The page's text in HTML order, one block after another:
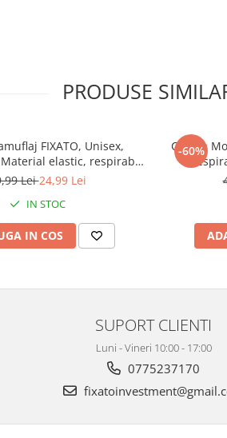
PRODUSE
FIXATO, Unisex,
Material elastic, respirabil,
Shadow Grey
Lei24,99 Lei
IN STOC
IN COS
-60%
Cagula
SUPORT CLIENTI
Luni - Vineri 10:00 - 17:00
0775237170